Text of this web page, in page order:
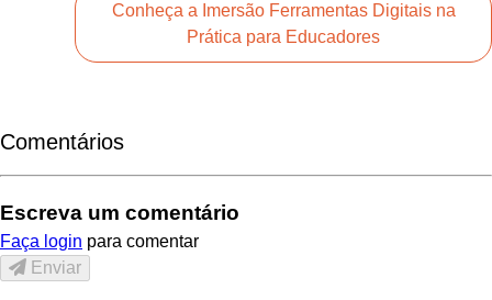
Conheça a Imersão Ferramentas Digitais na
Prática para Educadores
Comentários
Escreva um comentário
Faça login para comentar
Enviar